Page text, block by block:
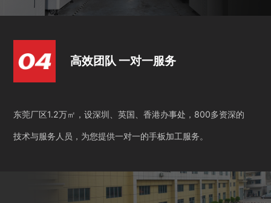
高效团队 一对一服务
东莞厂区1.2万㎡，设深圳、英国、香港办事处，800多资深的
技术与服务人员，为您提供一对一的手板加工服务。